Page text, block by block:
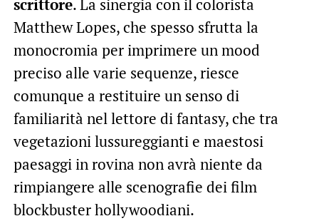
scrittore. La sinergia con il colorista
Matthew Lopes, che spesso sfrutta la
monocromia per imprimere un mood
preciso alle varie sequenze, riesce
comunque a restituire un senso di
familiarità nel lettore di fantasy, che tra
vegetazioni lussureggianti e maestosi
paesaggi in rovina non avrà niente da
rimpiangere alle scenografie dei film
blockbuster hollywoodiani.